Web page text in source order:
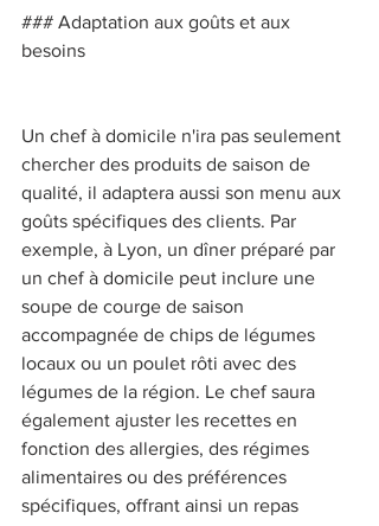
### Adaptation aux goûts et aux
besoins
Un chef à domicile n'ira pas seulement
chercher des produits de saison de
qualité, il adaptera aussi son menu aux
goûts spécifiques des clients. Par
exemple, à Lyon, un dîner préparé par
un chef à domicile peut inclure une
soupe de courge de saison
accompagnée de chips de légumes
locaux ou un poulet rôti avec des
légumes de la région. Le chef saura
également ajuster les recettes en
fonction des allergies, des régimes
alimentaires ou des préférences
spécifiques, offrant ainsi un repas